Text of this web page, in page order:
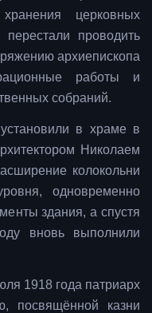
церковных
проводить
архиепископа
работы и
собраний.
в храме в
Николаем
колокольни
одновременно
здания, а спустя
вновь выполнили
1918 года патриарх
посвящённой казни